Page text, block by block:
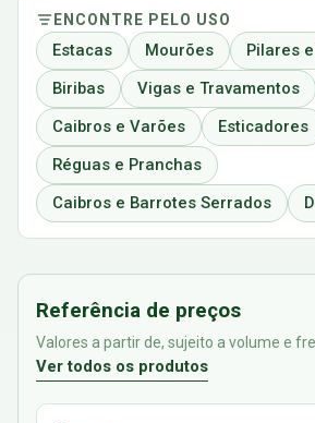
ENCONTRE PELO USO
Estacas Mourões
Pilares
Biribas
Vigas e Travamentos
Caibros e Varões
Esticadores
Réguas e Pranchas
Caibros e Barrotes Serrados
Referência de preços
Valores a partir de, sujeito a volume e
Ver todos os produtos